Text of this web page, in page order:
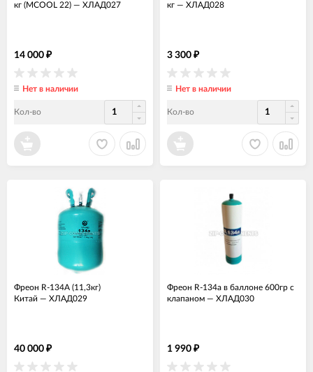
кг (MCOOL 22) — ХЛАД027
14 000 ₽
Нет в наличии
Кол-во
кг — ХЛАД028
3 300 ₽
Нет в наличии
Кол-во
Фреон R-134A (11,3кг)
Китай — ХЛАД029
40 000 ₽
Фреон R-134a в баллоне 600гр с
клапаном — ХЛАД030
1 990 ₽